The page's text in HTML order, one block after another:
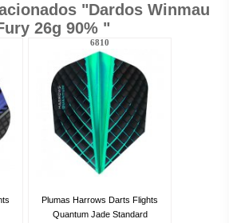
"Dardos Winmau
26g 90% "
6810
Plumas Harrows Darts Flights
Quantum Jade Standard